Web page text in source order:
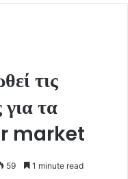
τις
τα
market
59 1 minute read